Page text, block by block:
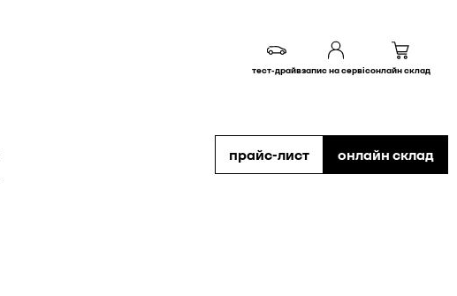
тест-драйвзапис на сервісонлайн склад
прайс-лист онлайн склад